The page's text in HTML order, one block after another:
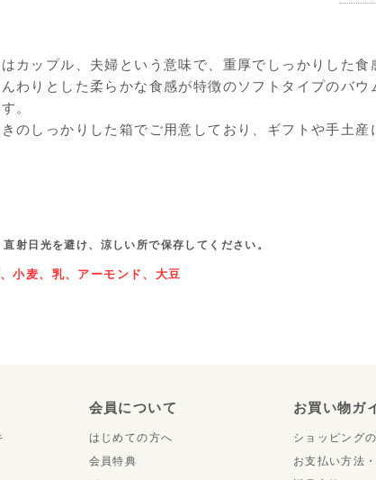
はカップル、夫婦という意味で、重厚でしっかりした
わりとした柔らかな食感が特徴のソフトタイプのバ
。
のしっかりした箱でご用意しており、ギフトや手土産
射日光を避け、涼しい所で保存してください。
小麦、乳、アーモンド、大豆
会員について
はじめての方へ
会員特典
お買い物ガ
ショッピング
お支払い方法